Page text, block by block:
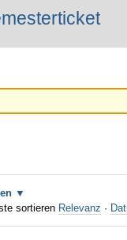
sortieren Relevanz ·